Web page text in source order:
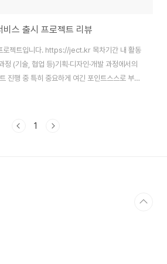
스 출시 프로젝트 리뷰
로젝트입니다. https://ject.kr 목차기간 내 활동
(기술, 협업 등)기획·디자인·개발 과정에서의
진행 중 특히 중요하게 여긴 포인트스스로 부족
및 결과1. 기간 내 활동 중 마주한 문제상황과 해
다.감성가득, 조용한 휴식 등이 그 예시이다.초
1